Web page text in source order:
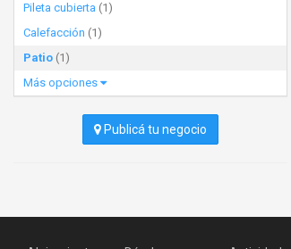
Pileta cubierta (1)
Calefacción (1)
Patio (1)
Más opciones
Publicá tu negocio